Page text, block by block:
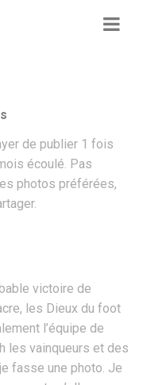
de publier 1 fois
écoulé. Pas
photos préférées,
victoire de
les Dieux du foot
l’équipe de
les vainqueurs et des
fasse une photo. Je